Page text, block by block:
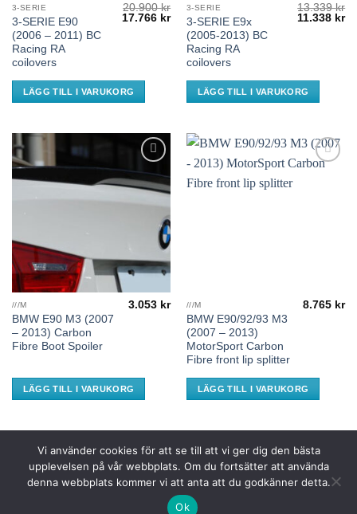
3-SERIE
3-SERIE E90
(2006 – 2011) BC
Racing RA
coilovers
20.900kr
Det
17.766 krDet
nuvarande
priset
17.766 kr.
LÄGG TILL I VARUKORG
3-SERIE
3-SERIE E9x
(2005-2013) BC
Racing RA
coilovers
13.339kr
Det
11.338 kr
LÄGG TILL I VARUKORG
Add to
wishlist
///M
BMW E90 M3 (2007
– 2013) Carbon
Fibre Boot Spoiler
3.053 kr
LÄGG TILL I VARUKORG
///M
BMW E90/92/93 M3
(2007 – 2013)
MotorSport Carbon
Fibre front lip splitter
8.765 kr
LÄGG TILL I VARUKORG
Klarna Visa MasterCardSwish
PayPal
Bank
Copyright 2026 ©Prestanda
Vi använder cookies för att se till att vi ger dig den bästa
upplevelsen på vår webbplats. Om du fortsätter att använda
denna webbplats kommer vi att anta att du godkänner detta.
Ok